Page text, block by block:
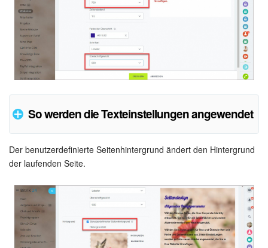
So werden die Texteinstellungen angewendet
So sieht der formatierte Text auf der Website
Der benutzerdefinierte Seitenhintergrund ändert den Hintergrund
der laufenden Seite.